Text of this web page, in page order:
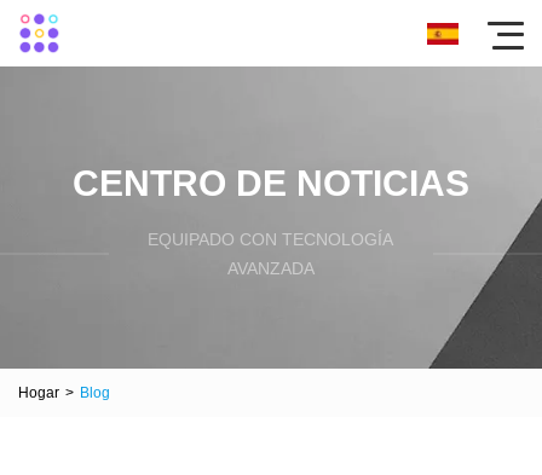
CENTRO DE NOTICIAS
EQUIPADO CON TECNOLOGÍA
AVANZADA
Hogar > Blog